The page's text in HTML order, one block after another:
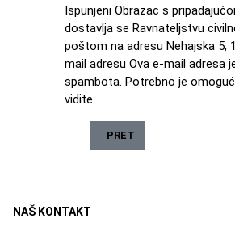
Ispunjeni Obrazac s
dostavlja se Ravnateljstvu
poštom na adresu Nehajska 5,
mail adresu Ova e-mail adresa
spambota. Potrebno je
vidite..
PRETHODNI ČLANAK:
PRET
NAŠ KONTAKT